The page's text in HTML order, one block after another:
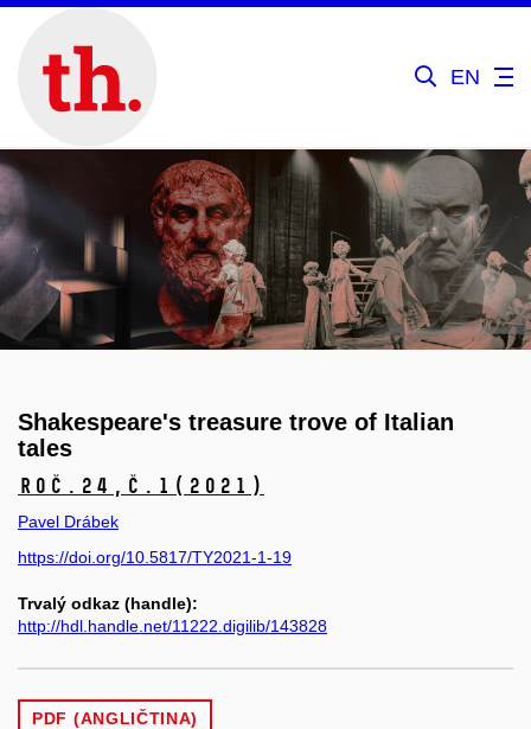
EN
Shakespeare's treasure trove of Italian
tales
Roč.24, č.1 (2021)
Pavel Drábek
https://doi.org/10.5817/TY2021-1-19
Trvalý odkaz (handle):
http://hdl.handle.net/11222.digilib/143828
PDF (ANGLIČTINA)